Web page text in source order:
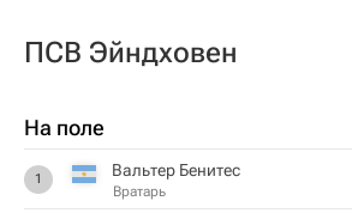
ПСВ Эйндховен
На поле
1 Вальтер Бенитес
Вратарь